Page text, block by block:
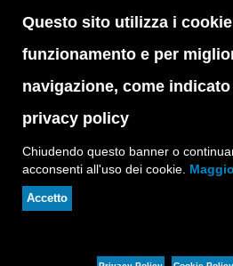
Questo sito utilizza i
funzionamento e per
navigazione, come
privacy policy
Chiudendo questo banner o
acconsenti all'uso dei cookie.
Accetto